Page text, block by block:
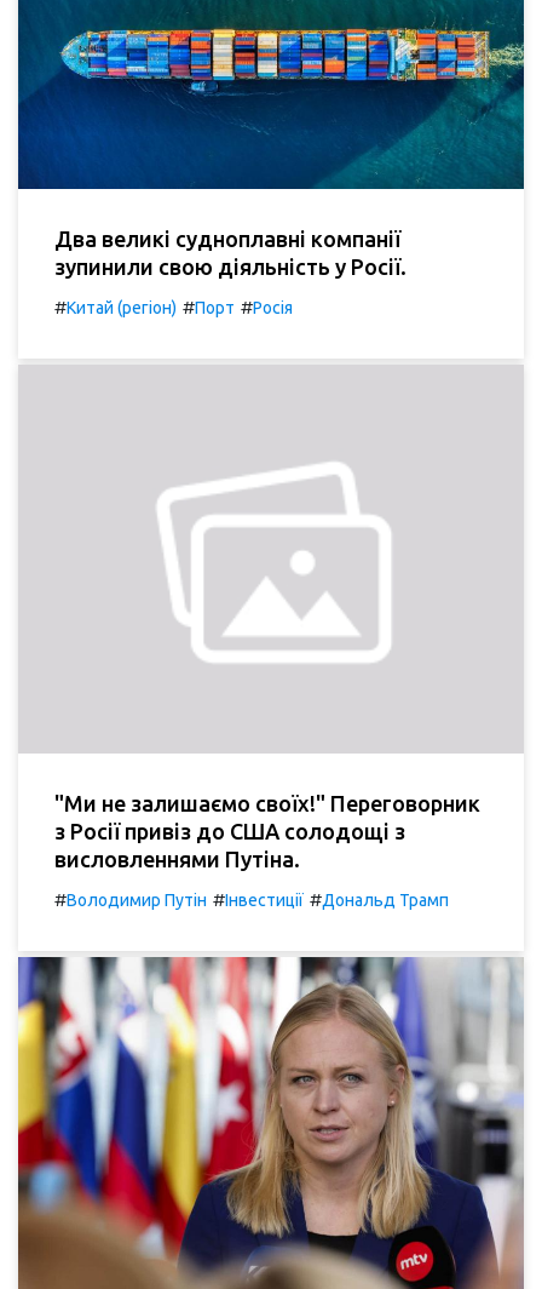
Два великі судноплавні компанії
зупинили свою діяльність у Росії.
#Китай (регіон) #Порт #Росія
"Ми не залишаємо своїх!" Переговорник
з Росії привіз до США солодощі з
висловленнями Путіна.
#Володимир Путін #Інвестиції #Дональд Трамп